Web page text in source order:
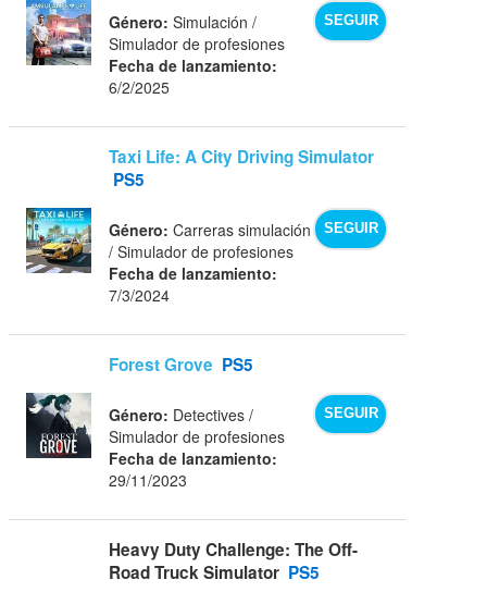
SEGUIR
Género: Simulación /
Simulador de profesiones
Fecha de lanzamiento:
6/2/2025
Taxi Life: A City Driving Simulator
PS5
SEGUIR
Género: Carreras simulación
/ Simulador de profesiones
Fecha de lanzamiento:
7/3/2024
Forest Grove PS5
SEGUIR
Género: Detectives /
Simulador de profesiones
Fecha de lanzamiento:
29/11/2023
Heavy Duty Challenge: The Off-
Road Truck Simulator PS5